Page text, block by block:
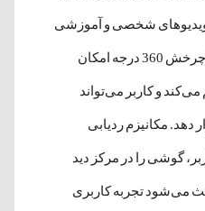
شخصی و آموزشی
بسیار کاربردی است. پایه با چرخش 360 درجه امکان
می‌کند و کاربر می‌تواند
دهد. مکانیزم ردیابی
گوشی را در مرکز دید
می‌شود تجربه کاربری